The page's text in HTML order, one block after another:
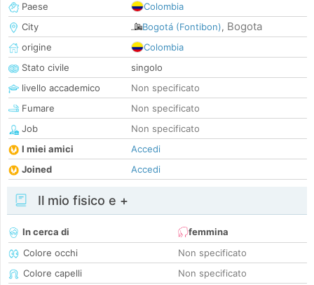
Paese
Colombia
City
Bogotá (Fontibon), Bogota
origine
Colombia
Stato civile
singolo
livello accademico
Non specificato
Fumare
Non specificato
Job
Non specificato
I miei amici
Accedi
Joined
Accedi
Il mio fisico e +
In cerca di
femmina
Colore occhi
Non specificato
Colore capelli
Non specificato